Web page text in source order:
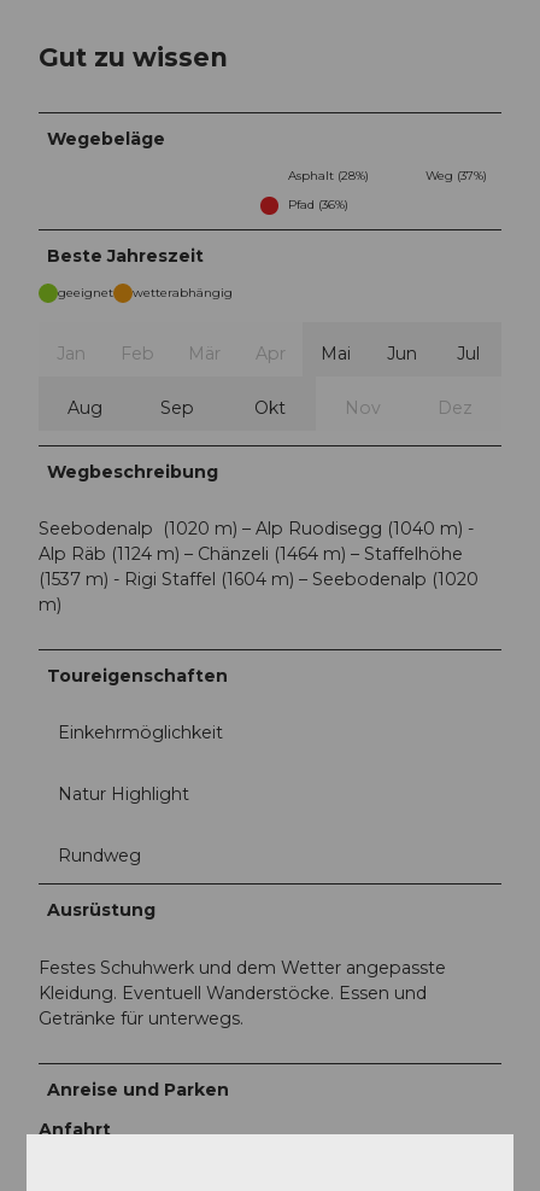
Gut zu wissen
Wegebeläge
Asphalt (28%)
Weg (37%)
Pfad (36%)
Beste Jahreszeit
geeignet wetterabhängig
Jan Feb Mär Apr Mai Jun Jul
Aug Sep Okt Nov Dez
Wegbeschreibung
Seebodenalp (1020 m) – Alp Ruodisegg (1040 m) -
Alp Räb (1124 m) – Chänzeli (1464 m) – Staffelhöhe
(1537 m) - Rigi Staffel (1604 m) – Seebodenalp (1020
m)
Toureigenschaften
Einkehrmöglichkeit
Natur Highlight
Rundweg
Ausrüstung
Festes Schuhwerk und dem Wetter angepasste
Kleidung. Eventuell Wanderstöcke. Essen und
Getränke für unterwegs.
Anreise und Parken
Anfahrt